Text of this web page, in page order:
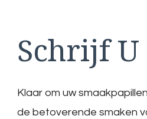
Schrijf
Klaar om uw
de betoverende smaken